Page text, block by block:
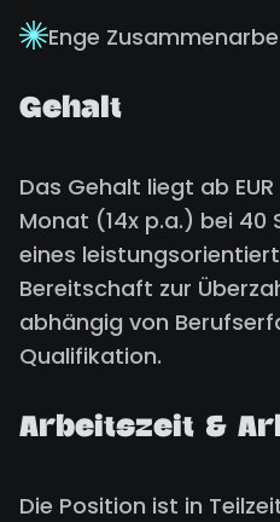
Enge
Gehalt
Das Gehalt liegt ab
Monat (14x p.a.) bei 40
eines
Bereitschaft zur
abhängig von
Qualifikation.
Arbeitszeit &
Die Position ist in